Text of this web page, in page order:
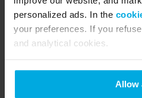
personalized ads. In the
your preferences. If you
and analytical cookies.
Allow